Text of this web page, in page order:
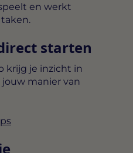
en werkt
starten
krijg je inzicht in
manier van